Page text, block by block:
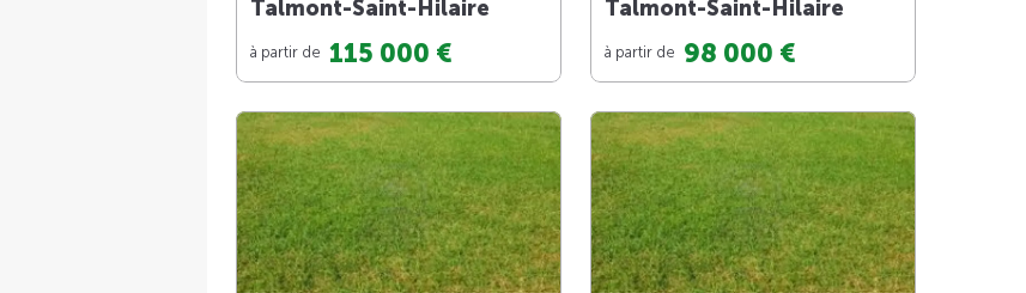
Talmont-Saint-Hilaire
à partir de 115 000 €
Talmont-Saint-Hilaire
à partir de 98 000 €